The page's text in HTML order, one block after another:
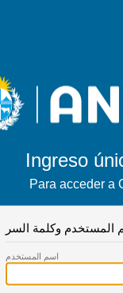
Ingreso
Para acceder a
المستخدم وكلمة السر
اسم المستخدم